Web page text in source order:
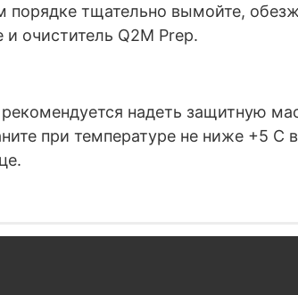
порядке тщательно вымойте,
очиститель Q2M ‎Prep.‎
надеть защитную
при температуре не ниже +5 ‎С